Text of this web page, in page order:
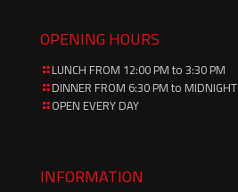
OPENING HOURS
LUNCH FROM 12:00 PM to 3:30 PM
DINNER FROM 6:30 PM to MIDNIGHT
OPEN EVERY DAY
INFORMATION